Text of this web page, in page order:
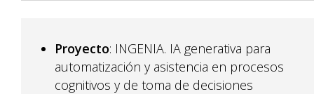
Proyecto: INGENIA. IA generativa para
automatización y asistencia en procesos
cognitivos y de toma de decisiones